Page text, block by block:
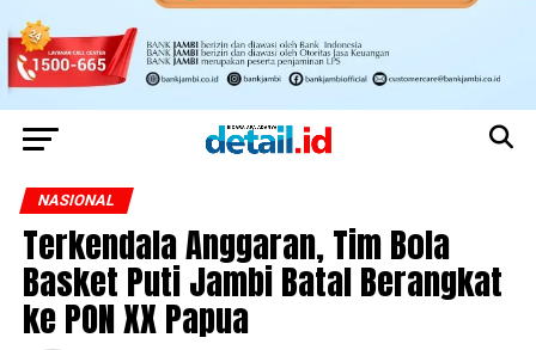
NASIONAL
Terkendala Anggaran, Tim Bola
Basket Puti Jambi Batal Berangkat
ke PON XX Papua